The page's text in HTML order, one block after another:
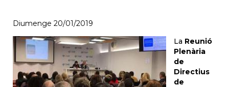
Diumenge 20/01/2019
La Reunió
Plenària
de
Directius
de